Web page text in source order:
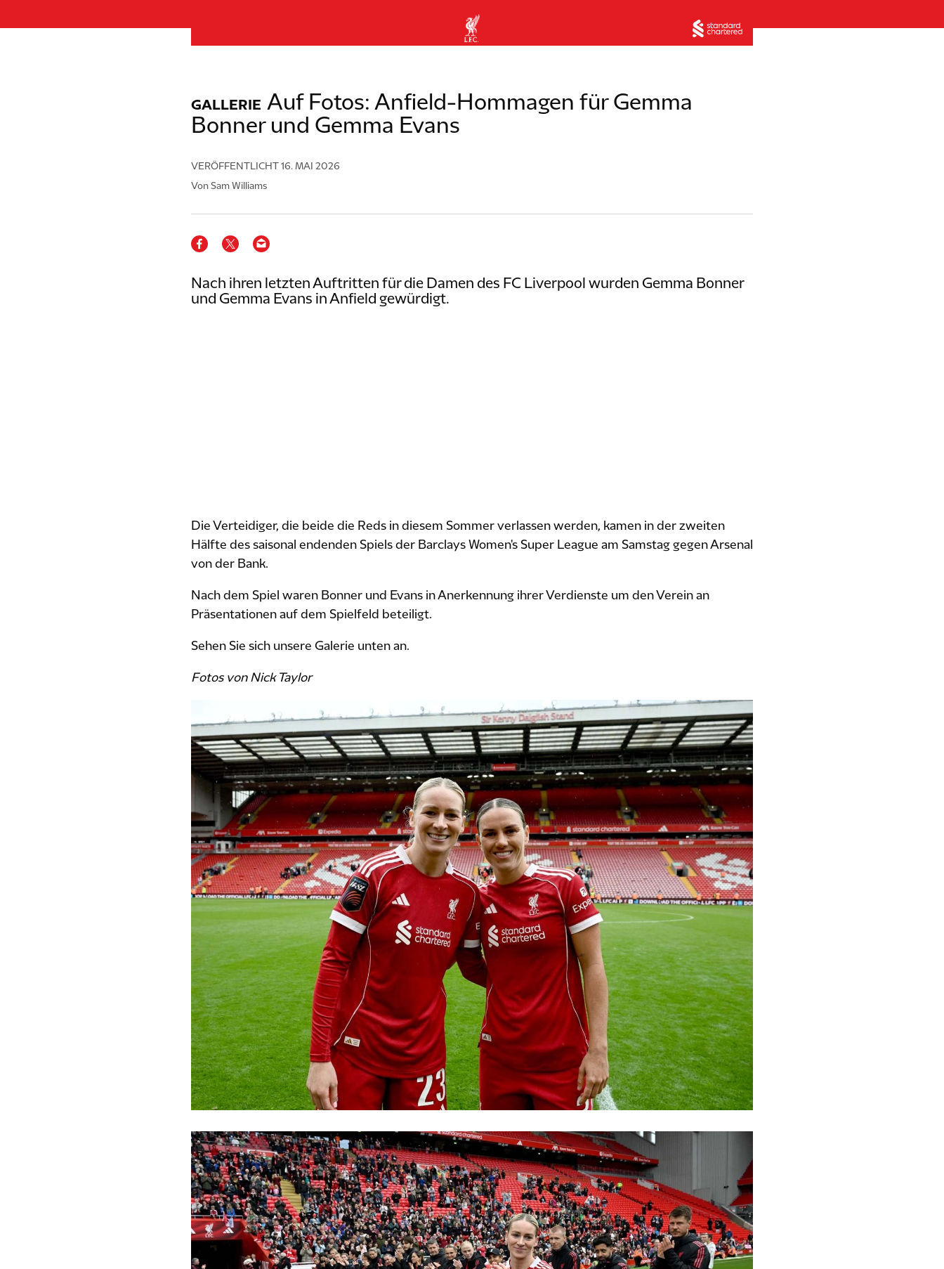
GALLERIE Auf Fotos: Anfield-Hommagen für Gemma
Bonner und Gemma Evans
VERÖFFENTLICHT 16. MAI 2026
Von Sam Williams
Nach ihren letzten Auftritten für die Damen des FC Liverpool wurden Gemma Bonner
und Gemma Evans in Anfield gewürdigt.
Die Verteidiger, die beide die Reds in diesem Sommer verlassen werden, kamen in der zweiten
Hälfte des saisonal endenden Spiels der Barclays Women's Super League am Samstag gegen Arsenal
von der Bank.
Nach dem Spiel waren Bonner und Evans in Anerkennung ihrer Verdienste um den Verein an
Präsentationen auf dem Spielfeld beteiligt.
Sehen Sie sich unsere Galerie unten an.
Fotos von Nick Taylor